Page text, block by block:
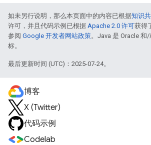
如未另行说明，那么本页面中的内容已根据知识
许可，并且代码示例已根据 Apache 2.0 许可获得
参阅 Google 开发者网站政策。Java 是 Oracle 和
标。
最后更新时间 (UTC)：2025-07-24。
博客
X (Twitter)
代码示例
Codelab